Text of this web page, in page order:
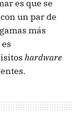
es que se
un par de
más
hardware